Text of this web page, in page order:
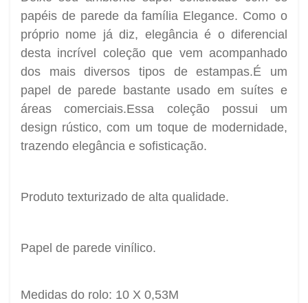
papéis de parede da família Elegance. Como o
próprio nome já diz, elegância é o diferencial
desta incrível coleção que vem acompanhado
dos mais diversos tipos de estampas.É um
papel de parede bastante usado em suítes e
áreas comerciais.Essa coleção possui um
design rústico, com um toque de modernidade,
trazendo elegância e sofisticação.
Produto texturizado de alta qualidade.
Papel de parede vinílico.
Medidas do rolo: 10 X 0,53M